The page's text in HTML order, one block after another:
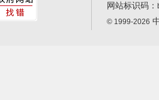
网站标识码：
© 1999-2026